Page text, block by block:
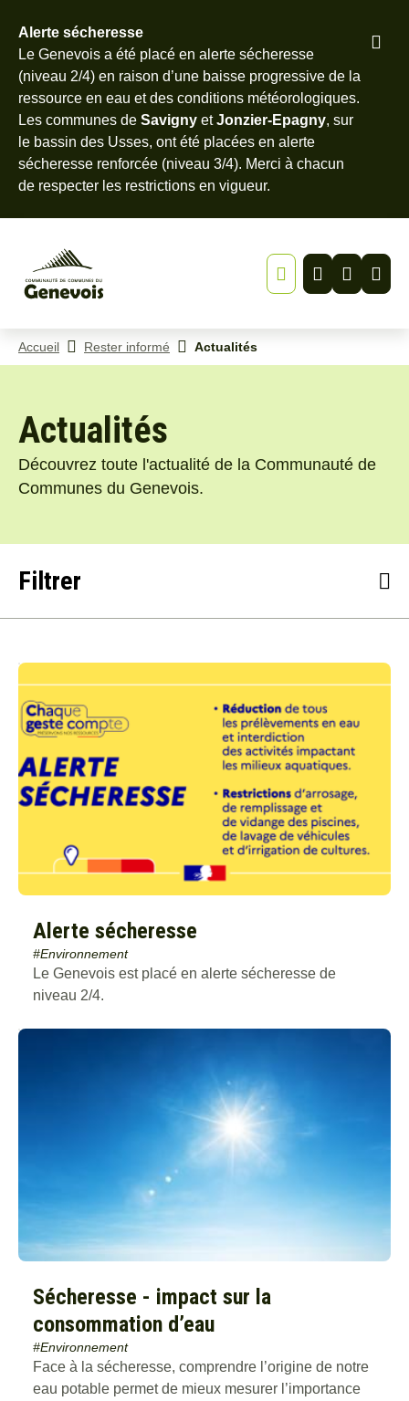
Alerte sécheresse
Le Genevois a été placé en alerte sécheresse
(niveau 2/4) en raison d’une baisse progressive de la
ressource en eau et des conditions météorologiques.
Les communes de Savigny etJonzier-Epagny, sur
le bassin des Usses, ont été placées en alerte
sécheresse renforcée (niveau 3/4). Merci à chacun
de respecter les restrictions en vigueur.
Accueil Rester informé Actualités
Actualités
Découvrez toute l'actualité de la Communauté de
Communes du Genevois.
Filtrer
#Environnement
#Grand Genève
#Intercommunalité
#Mobilité
#Petite enfance
#Santé
Alerte sécheresse
#Environnement
Le Genevois est placé en alerte sécheresse de
niveau 2/4.
Sécheresse - impact sur la
consommation d’eau
#Environnement
Face à la sécheresse, comprendre l’origine de notre
eau potable permet de mieux mesurer l’importance